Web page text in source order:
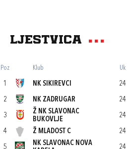
Ljestvica
Poz Klub Uk
1 NK SIKIREVCI 24
2 NK ZADRUGAR 24
3
Ž NK SLAVONAC
BUKOVLJE
24
4 Ž MLADOST C 24
5
NK SLAVONAC NOVA
24